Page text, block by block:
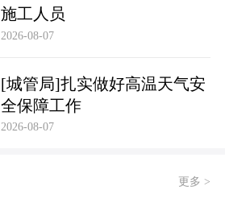
施工人员
2026-08-07
[城管局]扎实做好高温天气安
全保障工作
2026-08-07
更多 >